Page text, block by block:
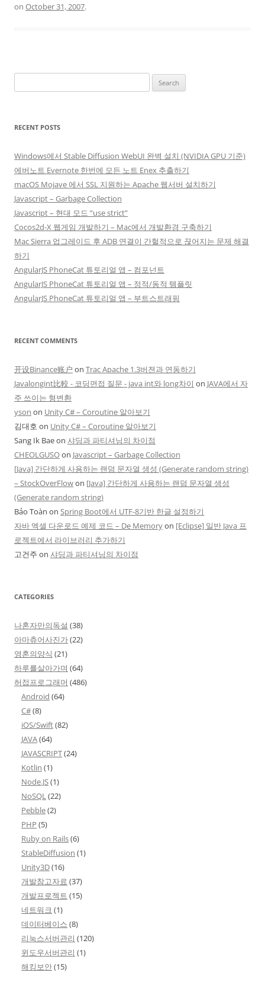
on October 31, 2007.
for:
RECENT POSTS
Windows에서 Stable Diffusion WebUI 완벽 설치 (NVIDIA GPU 기준)
에버노트 Evernote 한번에 모든 노트 Enex 추출하기
macOS Mojave 에서 SSL 지원하는 Apache 웹서버 설치하기
Javascript – Garbage Collection
Javascript – 현대 모드 “use strict”
Cocos2d-X 웹게임 개발하기 – Mac에서 개발환경 구축하기
Mac Sierra 업그레이드 후 ADB 연결이 간헐적으로 끊어지는 문제 해결
하기
AngularJS PhoneCat 튜토리얼 앱 – 컴포넌트
AngularJS PhoneCat 튜토리얼 앱 – 정적/동적 템플릿
AngularJS PhoneCat 튜토리얼 앱 – 부트스트래핑
RECENT COMMENTS
开设Binance账户 on Trac Apache 1.3버젼과 연동하기
Javalongint比較 - 코딩면접 질문 - java int와 long차이 on JAVA에서 자
주 쓰이는 형변환
yson on Unity C# – Coroutine 알아보기
김대호 on Unity C# – Coroutine 알아보기
Sang Ik Baeon 샤딩과 파티셔닝의 차이점
CHEOLGUSOon Javascript – Garbage Collection
[Java] 간단하게 사용하는 랜덤 문자열 생성 (Generate random string)
– StockOverFlowon [Java] 간단하게 사용하는 랜덤 문자열 생성
(Generate random string)
Bảo Toàn on Spring Boot에서 UTF-8기반 한글 설정하기
자바 엑셀 다운로드 예제 코드 – De Memoryon [Eclipse] 일반 Java 프
로젝트에서 라이브러리 추가하기
고건주 on 샤딩과 파티셔닝의 차이점
CATEGORIES
나혼자만의독설 (38)
아마츄어사진가(22)
영혼의양식 (21)
하루를살아가며 (64)
허접프로그래머 (486)
Android (64)
C#(8)
iOS/Swift(82)
JAVA(64)
JAVASCRIPT(24)
Kotlin (1)
Node.JS(1)
NoSQL(22)
Pebble(2)
PHP (5)
Ruby on Rails(6)
StableDiffusion (1)
Unity3D(16)
개발참고자료 (37)
개발프로젝트 (15)
네트워크 (1)
데이터베이스 (8)
리눅스서버관리 (120)
윈도우서버관리 (1)
해킹보안(15)